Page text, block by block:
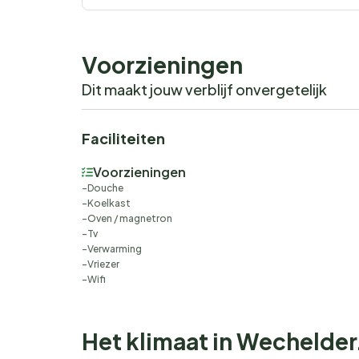
Voorzieningen
Dit maakt jouw verblijf onvergetelijk
Faciliteiten
Voorzieningen
Douche
Koelkast
Oven / magnetron
Tv
Verwarming
Vriezer
Wifi
Het klimaat in